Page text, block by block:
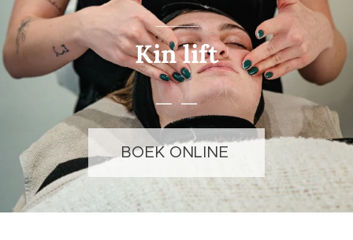
Kin lift
BOEK ONLINE